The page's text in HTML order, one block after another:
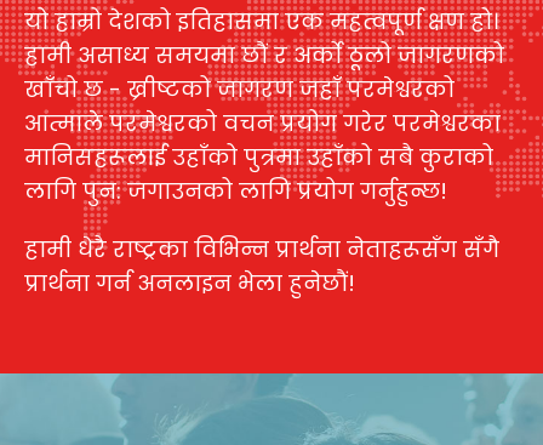
यो हाम्रो देशको इतिहासमा एक महत्वपूर्ण क्षण हो।
हामी असाध्य समयमा छौं र अर्को ठूलो जागरणको
खाँचो छ - ख्रीष्टको जागरण जहाँ परमेश्वरको
आत्माले परमेश्वरको वचन प्रयोग गरेर परमेश्वरका
मानिसहरूलाई उहाँको पुत्रमा उहाँको सबै कुराको
लागि पुन: जगाउनको लागि प्रयोग गर्नुहुन्छ!
हामी धेरै राष्ट्रका विभिन्न प्रार्थना नेताहरूसँग सँगै
प्रार्थना गर्न अनलाइन भेला हुनेछौं!